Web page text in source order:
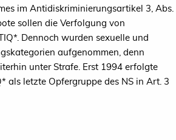
im Antidiskriminierungsartikel 3, Abs.
sollen die Verfolgung von
Dennoch wurden sexuelle und
aufgenommen, denn
unter Strafe. Erst 1994 erfolgte
als letzte Opfergruppe des NS in Art. 3